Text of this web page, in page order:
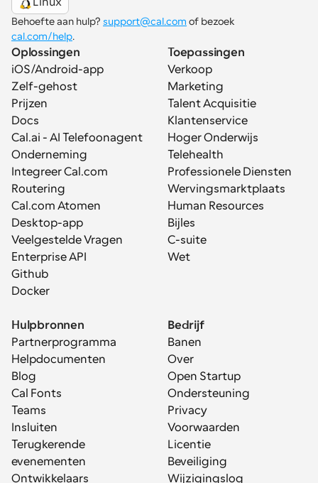
Behoefte aan hulp? support@cal.com
cal.com/help.
Oplossingen
iOS/Android-app
Zelf-gehost
Prijzen
Docs
Cal.ai - AI Telefoonagent
Onderneming
Integreer Cal.com
Routering
Cal.com Atomen
Desktop-app
Veelgestelde Vragen
Enterprise API
Github
Docker
Toepassingen
Verkoop
Marketing
Talent Acquisitie
Klantenservice
Hoger Onderwijs
Telehealth
Professionele Diensten
Wervingsmarktplaats
Human Resources
Bijles
C-suite
Wet
Hulpbronnen
Partnerprogramma
Helpdocumenten
Blog
Cal Fonts
Teams
Insluiten
Terugkerende
evenementen
Ontwikkelaars
Bedrijf
Banen
Over
Open Startup
Ondersteuning
Privacy
Voorwaarden
Licentie
Beveiliging
Wijzigingslog